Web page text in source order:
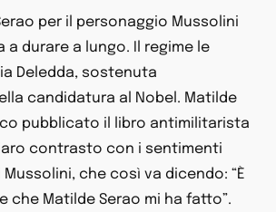
per il personaggio Mussolini
a durare a lungo. Il regime le
Deledda, sostenuta
candidatura al Nobel. Matilde
pubblicato il libro antimilitarista
contrasto con i sentimenti
che così va dicendo: “È
che Matilde Serao mi ha fatto”.